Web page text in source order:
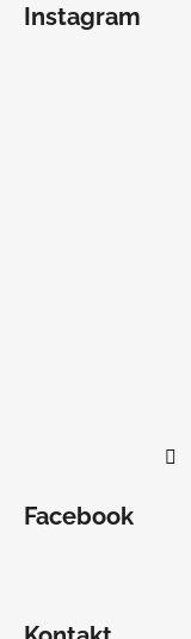
Instagram
Facebook